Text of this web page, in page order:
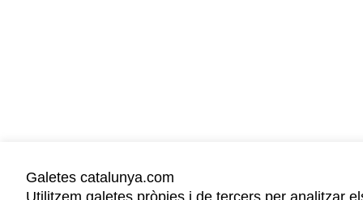
Galetes catalunya.com
Utilitzem galetes pròpies i de tercers per analitzar